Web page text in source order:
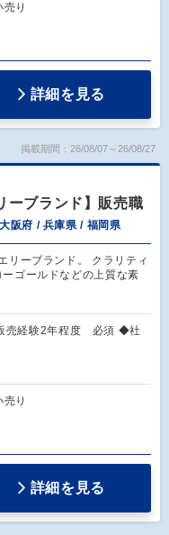
り
詳細を見る
掲載期間：26/08/07～26/08/27
ーブランド】販売職
阪府 / 兵庫県 / 福岡県
リーブランド。 クラリティ
ゴールドなどの上質な素
売経験2年程度 必須 ◆社
り
詳細を見る